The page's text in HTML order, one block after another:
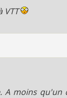
VTT
moins qu'un